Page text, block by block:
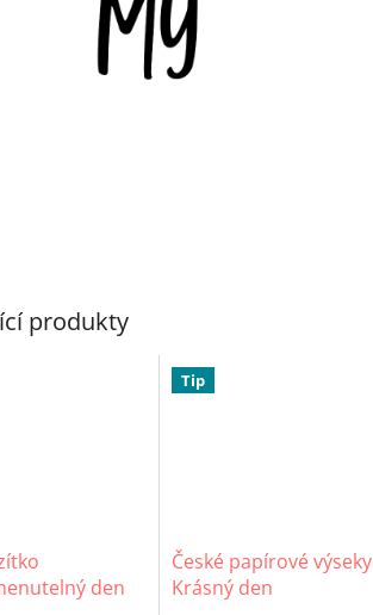
produkty
den
Tip
České papírové výseky
Krásný den